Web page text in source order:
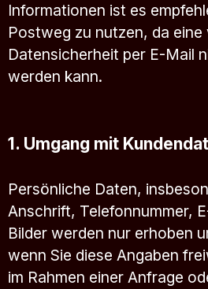
Informationen ist es
Postweg zu nutzen, da eine
Datensicherheit per E-Mail
werden kann.
1. Umgang mit
Persönliche Daten,
Anschrift, Telefonnummer,
Bilder werden nur erhoben
wenn Sie diese Angaben
im Rahmen einer Anfrage